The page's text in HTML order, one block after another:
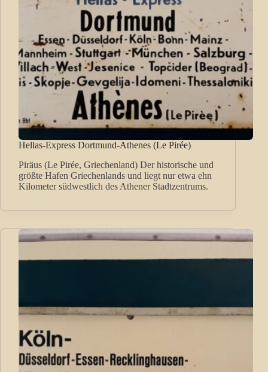
Hellas-Express Dortmund-Athenes (Le Pirée)
Piräus (Le Pirée, Griechenland) Der historische und
größte Hafen Griechenlands und liegt nur etwa ehn
Kilometer südwestlich des Athener Stadtzentrums.